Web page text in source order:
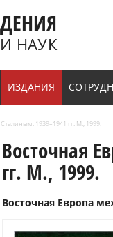
НАУК
ИЗДАНИЯ
1939–1941 гг. М., 1999.
Восточная
гг. М., 1999.
Восточная Европа